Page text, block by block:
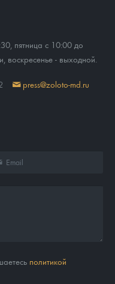
пятница с 10:00 до
воскресенье - выходной.
press@zoloto-md.ru
политикой